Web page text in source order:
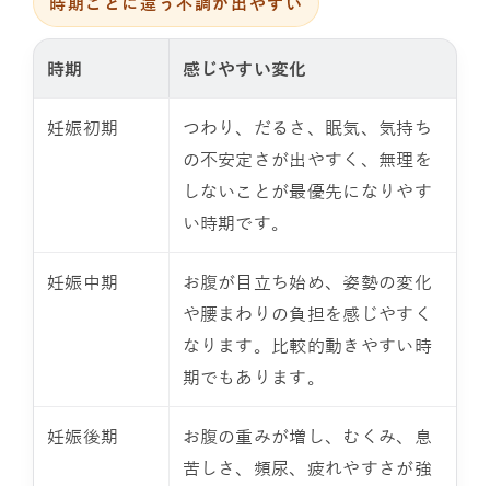
時期 感じやすい変化
妊娠初期
つわり、だるさ、眠気、気持ち
の不安定さが出やすく、無理を
しないことが最優先になりやす
い時期です。
妊娠中期
お腹が目立ち始め、姿勢の変化
や腰まわりの負担を感じやすく
なります。比較的動きやすい時
期でもあります。
妊娠後期
お腹の重みが増し、むくみ、息
苦しさ、頻尿、疲れやすさが強